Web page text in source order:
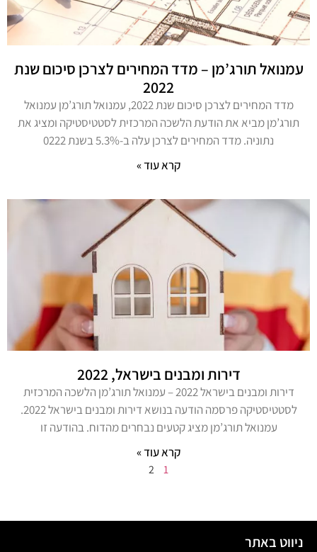
עמנואל תורג’מן – מדד המחירים לצרכן סיכום שנת
2022
מדד המחירים לצרכן סיכום שנת 2022, עמנואל תורג’מן עמנואל
תורג’מן מביא את הודעת הלשכה המרכזית לסטטיסטיקה ומציג את
נתוניה. מדד המחירים לצרכן עלה ב-5.3% בשנת 0222
קרא עוד »
דירות ומבנים בישראל, 2022
דירות ומבנים בישראל 2022 – עמנואל תורג’מן הלשכה המרכזית
לסטטיסטיקה פרסמה הודעה בנושא דירות ומבנים בישראל 2022.
עמנואל תורג’מן מציג קטעים נבחרים מהדוח. בהודעה זו
קרא עוד »
1
2
ניווט באתר